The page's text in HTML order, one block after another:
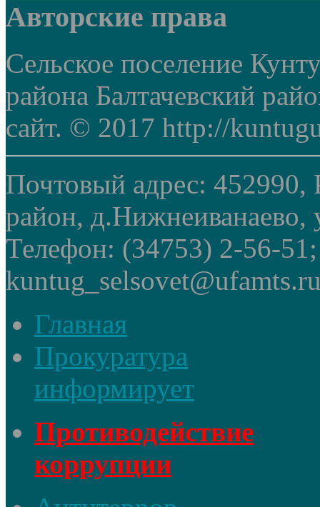
Авторские права
Сельское поселение
района Балтачевский
сайт. © 2017 http://
Почтовый адрес: 452990,
район, д.Нижнеиванаево,
Телефон: (34753) 2-56-
Главная
Прокуратура
информирует
Противодействие
коррупции